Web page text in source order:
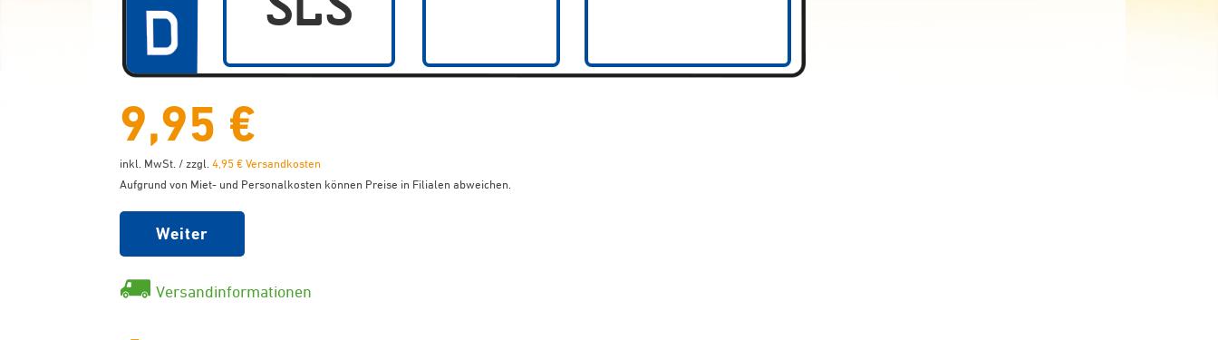
9,95 €
inkl. MwSt. / zzgl. 4,95 € Versandkosten
Aufgrund von Miet- und Personalkosten können Preise in Filialen abweichen.
Weiter
Versandinformationen